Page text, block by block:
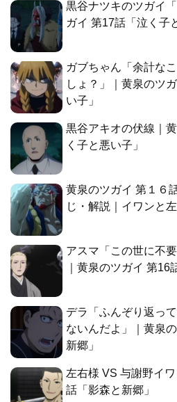
黒谷ナツキのツガイ
ガイ 第17話「泣く子
ガブちゃん「余計な
しょ？」｜黄泉のツ
い子」
黒谷アキオの伏線｜
く子と悪い子」
黄泉のツガイ 第１６
じ・解説｜イワンと
アスマ「この世に不
｜黄泉のツガイ 第16
デラ「ふんぞり返っ
ないんだよ」｜黄泉
新郷」
左右様 VS 与謝野イ
話「影森と新郷」